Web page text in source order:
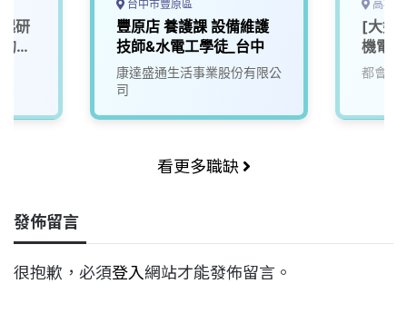
研
未
台中市豐原區
豐原店 養護課 設備維護
技師&水電工學徒_台中
康達盛通生活事業股份有限公
司
高雄
[大好
機電
都會生
看更多職缺
發佈留言
很抱歉，必須登入網站才能發佈留言。